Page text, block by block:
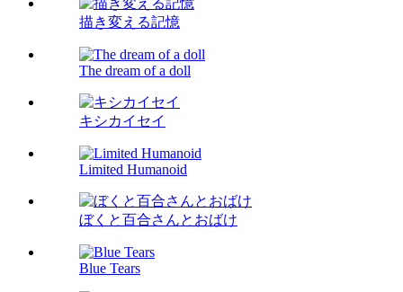
描き変える記憶
The dream of a doll
キシカイセイ
Limited Humanoid
ぼくと百合さんとおばけ
Blue Tears